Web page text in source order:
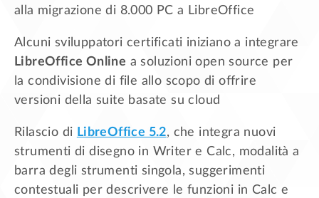
alla migrazione di 8.000 PC a LibreOffice
Alcuni sviluppatori certificati iniziano a integrare
LibreOffice Online a soluzioni open source per
la condivisione di file allo scopo di offrire
versioni della suite basate su cloud
Rilascio di LibreOffice 5.2, che integra nuovi
strumenti di disegno in Writer e Calc, modalità a
barra degli strumenti singola, suggerimenti
contestuali per descrivere le funzioni in Calc e